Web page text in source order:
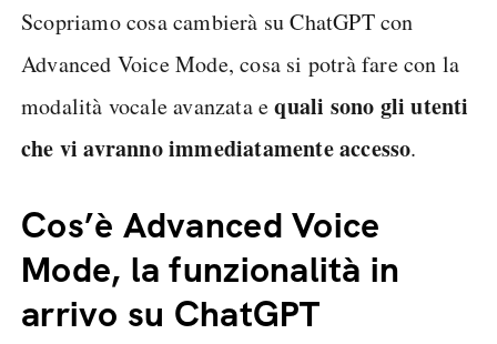
Scopriamo cosa cambierà su ChatGPT con
Advanced Voice Mode, cosa si potrà fare con la
modalità vocale avanzata equali sono gli utenti
che vi avranno immediatamente accesso.
Cos’è Advanced Voice
Mode, la funzionalità in
arrivo su ChatGPT